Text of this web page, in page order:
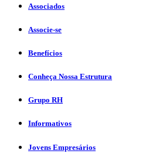
Associados
Associe-se
Benefícios
Conheça Nossa Estrutura
Grupo RH
Informativos
Jovens Empresários